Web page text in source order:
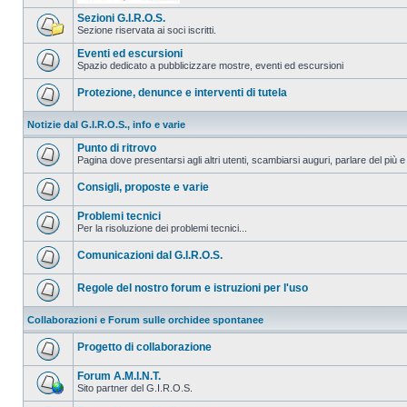
Sezioni G.I.R.O.S.
Sezione riservata ai soci iscritti.
Eventi ed escursioni
Spazio dedicato a pubblicizzare mostre, eventi ed escursioni
Protezione, denunce e interventi di tutela
Notizie dal G.I.R.O.S., info e varie
Punto di ritrovo
Pagina dove presentarsi agli altri utenti, scambiarsi auguri, parlare del più e
Consigli, proposte e varie
Problemi tecnici
Per la risoluzione dei problemi tecnici...
Comunicazioni dal G.I.R.O.S.
Regole del nostro forum e istruzioni per l'uso
Collaborazioni e Forum sulle orchidee spontanee
Progetto di collaborazione
Forum A.M.I.N.T.
Sito partner del G.I.R.O.S.